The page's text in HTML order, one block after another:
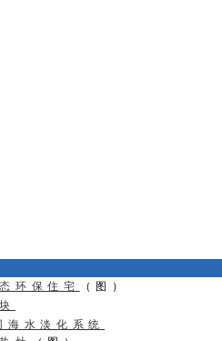
环保住宅
（图）
海水淡化系统